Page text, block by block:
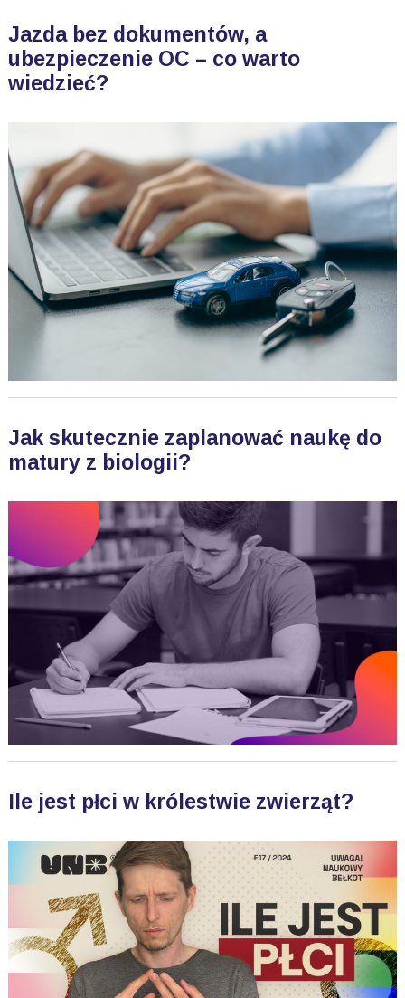
Jazda bez dokumentów, a
ubezpieczenie OC – co warto
wiedzieć?
Jak skutecznie zaplanować naukę do
matury z biologii?
Ile jest płci w królestwie zwierząt?